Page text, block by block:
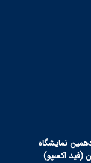
نمایشگاه
(فید اکسپو)